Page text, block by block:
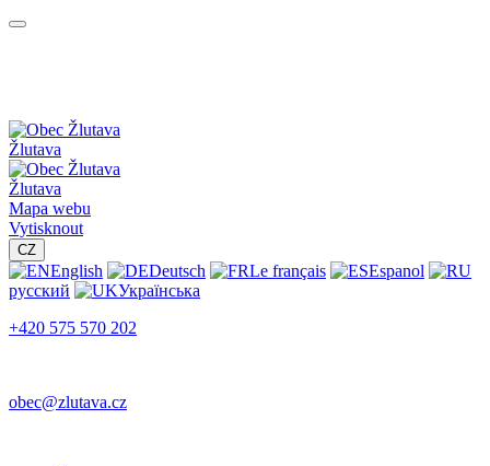
Žlutava
Žlutava
Mapa webu
Vytisknout
CZ
English Deutsch Le français
Espanol
русский
Українська
+420 575 570 202
obec@zlutava.cz